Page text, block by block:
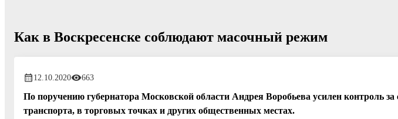
Как в Воскресенске соблюдают масочный режим
12.10.2020 663
По поручению губернатора Московской области Андрея Воробьева усилен контроль
транспорта, в торговых точках и других общественных местах.